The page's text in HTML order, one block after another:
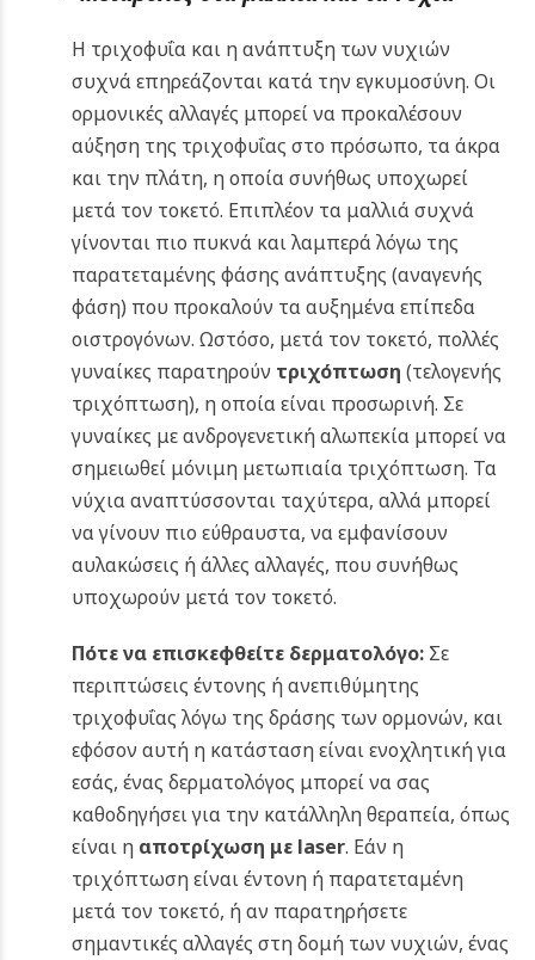
Η τριχοφυΐα και η ανάπτυξη των νυχιών
συχνά επηρεάζονται κατά την εγκυμοσύνη. Οι
ορμονικές αλλαγές μπορεί να προκαλέσουν
αύξηση της τριχοφυΐας στο πρόσωπο, τα άκρα
και την πλάτη, η οποία συνήθως υποχωρεί
μετά τον τοκετό. Επιπλέον τα μαλλιά συχνά
γίνονται πιο πυκνά και λαμπερά λόγω της
παρατεταμένης φάσης ανάπτυξης (αναγενής
φάση) που προκαλούν τα αυξημένα επίπεδα
οιστρογόνων. Ωστόσο, μετά τον τοκετό, πολλές
γυναίκες παρατηρούν τριχόπτωση (τελογενής
τριχόπτωση), η οποία είναι προσωρινή. Σε
γυναίκες με ανδρογενετική αλωπεκία μπορεί να
σημειωθεί μόνιμη μετωπιαία τριχόπτωση. Τα
νύχια αναπτύσσονται ταχύτερα, αλλά μπορεί
να γίνουν πιο εύθραυστα, να εμφανίσουν
αυλακώσεις ή άλλες αλλαγές, που συνήθως
υποχωρούν μετά τον τοκετό.
Πότε να επισκεφθείτε δερματολόγο: Σε
περιπτώσεις έντονης ή ανεπιθύμητης
τριχοφυΐας λόγω της δράσης των ορμονών, και
εφόσον αυτή η κατάσταση είναι ενοχλητική για
εσάς, ένας δερματολόγος μπορεί να σας
καθοδηγήσει για την κατάλληλη θεραπεία, όπως
είναι η αποτρίχωση με laser. Εάν η
τριχόπτωση είναι έντονη ή παρατεταμένη
μετά τον τοκετό, ή αν παρατηρήσετε
σημαντικές αλλαγές στη δομή των νυχιών, ένας